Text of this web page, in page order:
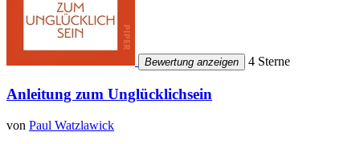
Bewertung anzeigen 4 Sterne
Anleitung zum Unglücklichsein
von Paul Watzlawick